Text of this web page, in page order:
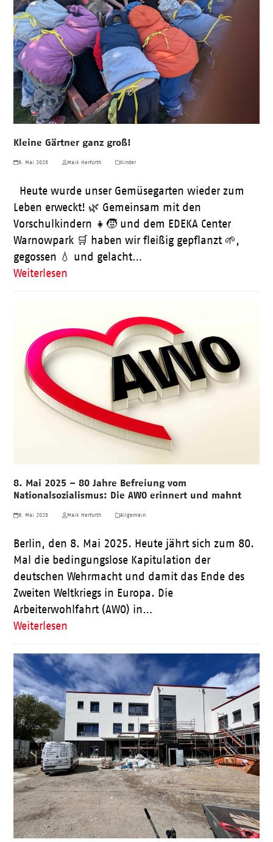
Kleine Gärtner ganz groß!
8. Mai 2025 Maik Herfurth Kinder
Heute wurde unser Gemüsegarten wieder zum
Leben erweckt! 🌿 Gemeinsam mit den
Vorschulkindern 👧🧒 und dem EDEKA Center
Warnowpark 🛒 haben wir fleißig gepflanzt 🌱,
gegossen 💧 und gelacht…
Weiterlesen
8. Mai 2025 – 80 Jahre Befreiung vom
Nationalsozialismus: Die AWO erinnert und mahnt
8. Mai 2025 Maik Herfurth Allgemein
Berlin, den 8. Mai 2025. Heute jährt sich zum 80.
Mal die bedingungslose Kapitulation der
deutschen Wehrmacht und damit das Ende des
Zweiten Weltkriegs in Europa. Die
Arbeiterwohlfahrt (AWO) in…
Weiterlesen